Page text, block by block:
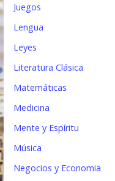
Juegos
Lengua
Leyes
Literatura Clásica
Matemáticas
Medicina
Mente y Espíritu
Música
Negocios y Economia